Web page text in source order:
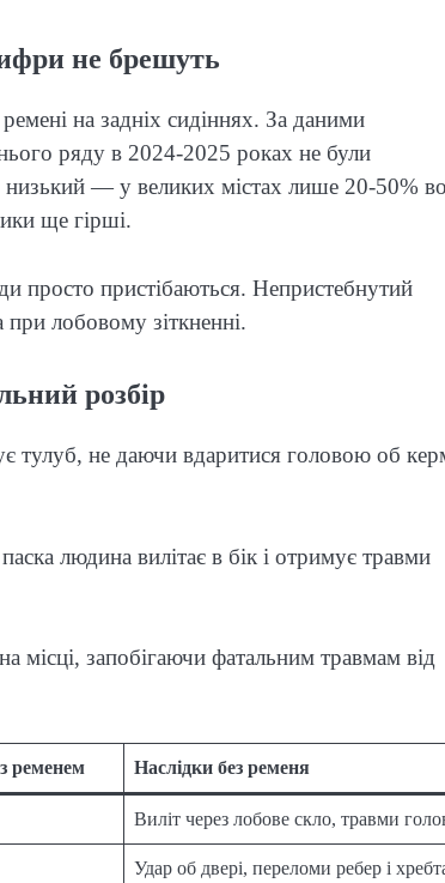
не брешуть
на задніх сидіннях. За даними
ряду в 2024-2025 роках не були
низький — у великих містах лише 20-50%
ще гірші.
просто пристібаються. Непристебнутий
лобовому зіткненні.
розбір
тулуб, не даючи вдаритися головою об
людина вилітає в бік і отримує травми
місці, запобігаючи фатальним травмам від
ременем Наслідки без ременя
Виліт через лобове скло, травми
Удар об двері, переломи ребер і